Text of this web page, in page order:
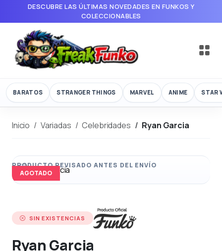
DESCUBRE LAS ÚLTIMAS NOVEDADES EN FUNKOS Y
COLECCIONABLES
BARATOS STRANGER THINGS MARVEL ANIME STAR
Inicio Variadas Celebridades Ryan Garcia
AGOTADO
SIN EXISTENCIAS
Ryan Garcia